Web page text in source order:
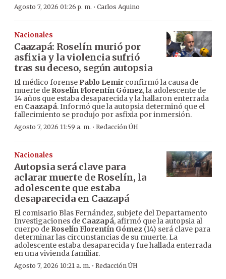
Agosto 7, 2026 01:26 p. m. · Carlos Aquino
Nacionales
Caazapá: Roselín murió por
asfixia y la violencia sufrió
tras su deceso, según autopsia
El médico forense Pablo Lemir confirmó la causa de
muerte de Roselín Florentín Gómez, la adolescente de
14 años que estaba desaparecida y la hallaron enterrada
en Caazapá. Informó que la autopsia determinó que el
fallecimiento se produjo por asfixia por inmersión.
Agosto 7, 2026 11:59 a. m. · Redacción ÚH
Nacionales
Autopsia será clave para
aclarar muerte de Roselín, la
adolescente que estaba
desaparecida en Caazapá
El comisario Blas Fernández, subjefe del Departamento
Investigaciones de Caazapá, afirmó que la autopsia al
cuerpo de Roselín Florentín Gómez (14) será clave para
determinar las circunstancias de su muerte. La
adolescente estaba desaparecida y fue hallada enterrada
en una vivienda familiar.
Agosto 7, 2026 10:21 a. m. · Redacción ÚH